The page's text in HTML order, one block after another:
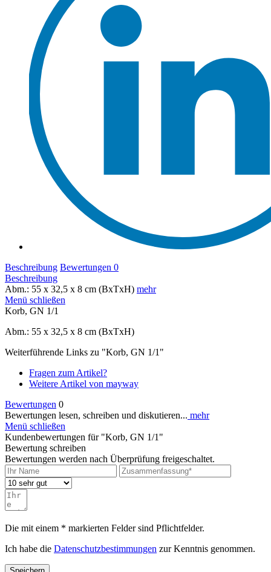
Beschreibung Bewertungen 0
Beschreibung
Abm.: 55 x 32,5 x 8 cm (BxTxH) mehr
Menü schließen
Korb, GN 1/1
Abm.: 55 x 32,5 x 8 cm (BxTxH)
Weiterführende Links zu "Korb, GN 1/1"
Fragen zum Artikel?
Weitere Artikel von mayway
Bewertungen 0
Bewertungen lesen, schreiben und diskutieren... mehr
Menü schließen
Kundenbewertungen für "Korb, GN 1/1"
Bewertung schreiben
Bewertungen werden nach Überprüfung freigeschaltet.
Die mit einem * markierten Felder sind Pflichtfelder.
Ich habe die Datenschutzbestimmungen zur Kenntnis genommen.